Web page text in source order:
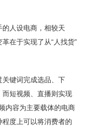
人设电商，相较天
在于实现了从“人找货”
键词完成选品、下
短视频、直播则实现
内容为主要载体的电商
度上可以将消费者的